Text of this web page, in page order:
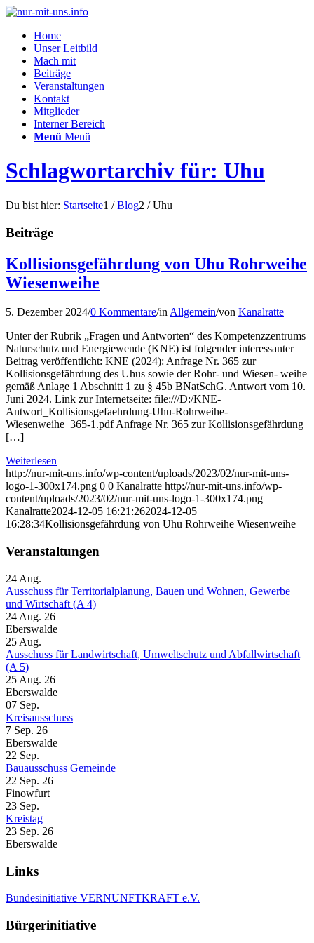
Home
Unser Leitbild
Mach mit
Beiträge
Veranstaltungen
Kontakt
Mitglieder
Interner Bereich
Menü Menü
Schlagwortarchiv für: Uhu
Du bist hier: Startseite1 / Blog2 / Uhu
Beiträge
Kollisionsgefährdung von Uhu Rohrweihe
Wiesenweihe
5. Dezember 2024/0 Kommentare/inAllgemein/von Kanalratte
Unter der Rubrik „Fragen und Antworten“ des Kompetenzzentrums
Naturschutz und Energiewende (KNE) ist folgender interessanter
Beitrag veröffentlicht: KNE (2024): Anfrage Nr. 365 zur
Kollisionsgefährdung des Uhus sowie der Rohr- und Wiesen- weihe
gemäß Anlage 1 Abschnitt 1 zu § 45b BNatSchG. Antwort vom 10.
Juni 2024. Link zur Internetseite: file:///D:/KNE-
Antwort_Kollisionsgefaehrdung-Uhu-Rohrweihe-
Wiesenweihe_365-1.pdf Anfrage Nr. 365 zur Kollisionsgefährdung
[…]
Weiterlesen
http://nur-mit-uns.info/wp-content/uploads/2023/02/nur-mit-uns-
logo-1-300x174.png 0 0 Kanalratte http://nur-mit-uns.info/wp-
content/uploads/2023/02/nur-mit-uns-logo-1-300x174.png
Kanalratte2024-12-05 16:21:262024-12-05
16:28:34Kollisionsgefährdung von Uhu Rohrweihe Wiesenweihe
Veranstaltungen
24 Aug.
Ausschuss für Territorialplanung, Bauen und Wohnen, Gewerbe
und Wirtschaft (A 4)
24 Aug. 26
Eberswalde
25 Aug.
Ausschuss für Landwirtschaft, Umweltschutz und Abfallwirtschaft
(A 5)
25 Aug. 26
Eberswalde
07 Sep.
Kreisausschuss
7 Sep. 26
Eberswalde
22 Sep.
Bauausschuss Gemeinde
22 Sep. 26
Finowfurt
23 Sep.
Kreistag
23 Sep. 26
Eberswalde
Links
Bundesinitiative VERNUNFTKRAFT e.V.
Bürgerinitiative